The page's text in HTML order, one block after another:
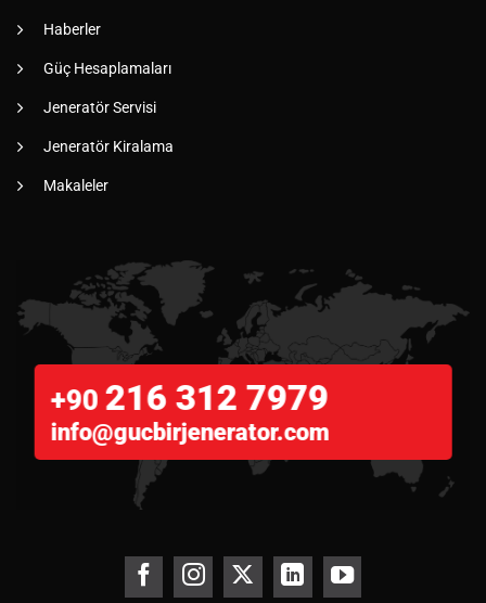
Haberler
Güç Hesaplamaları
Jeneratör Servisi
Jeneratör Kiralama
Makaleler
+90 216 312 7979
info@gucbirjenerator.com